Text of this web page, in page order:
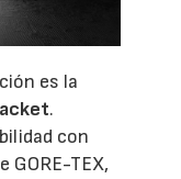
es la
.
con
TEX,